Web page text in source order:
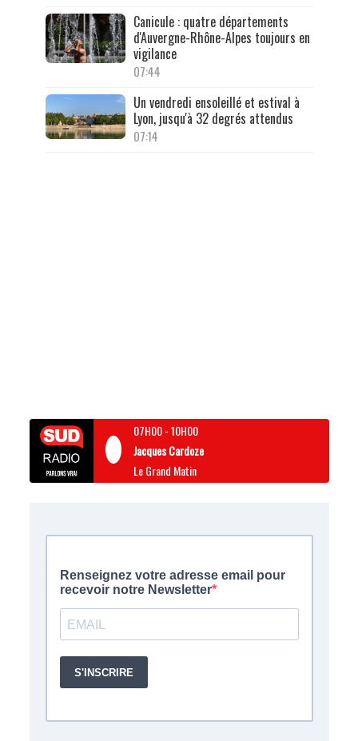
Canicule : quatre départements
d'Auvergne-Rhône-Alpes toujours en
vigilance
07:44
Un vendredi ensoleillé et estival à
Lyon, jusqu'à 32 degrés attendus
07:14
07H00-10H00
Jacques Cardoze
Le Grand Matin